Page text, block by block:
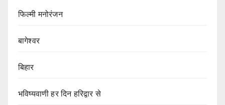
फिल्मी मनोरंजन
बागेश्वर
बिहार
भविष्यवाणी हर दिन हरिद्वार से